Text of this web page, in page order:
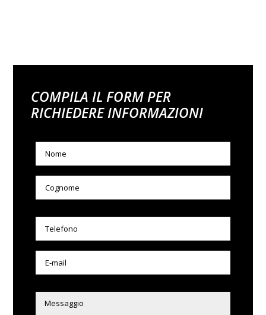
COMPILA IL FORM PER
RICHIEDERE INFORMAZIONI